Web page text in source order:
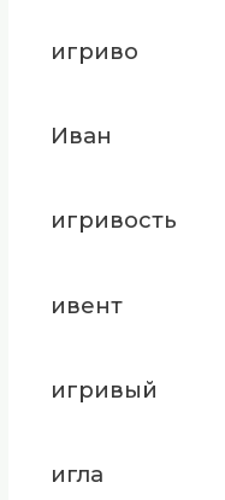
игриво
Иван
игривость
ивент
игривый
игла